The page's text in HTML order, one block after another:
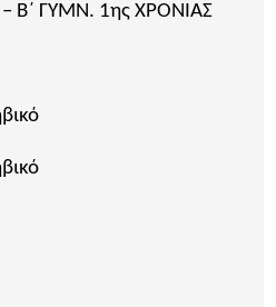
Β΄ ΓΥΜΝ. 1ης ΧΡΟΝΙΑΣ